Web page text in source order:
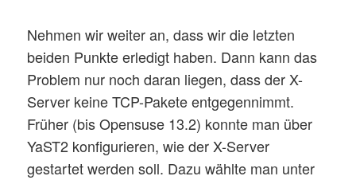
Nehmen wir weiter an, dass wir die letzten
beiden Punkte erledigt haben. Dann kann das
Problem nur noch daran liegen, dass der X-
Server keine TCP-Pakete entgegennimmt.
Früher (bis Opensuse 13.2) konnte man über
YaST2 konfigurieren, wie der X-Server
gestartet werden soll. Dazu wählte man unter